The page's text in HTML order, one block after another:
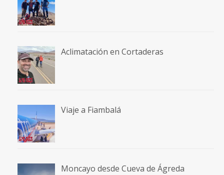
Aclimatación en Cortaderas
Viaje a Fiambalá
Moncayo desde Cueva de Ágreda